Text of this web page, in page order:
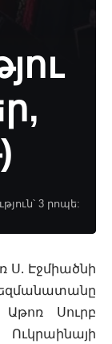
3 րոպե:
Ս. Էջմիածնի
Սուրբ